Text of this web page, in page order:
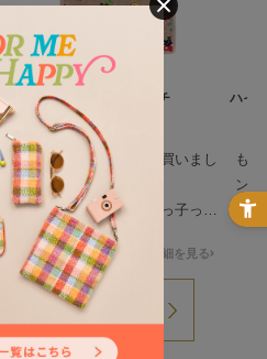
ハイジ ハンカチ
詳細を見る
姪っ子のプレゼントで買いまし
た。
絵柄が沢山あるなか姪っ子っぽ
いのを買わせて貰ってドンピシ
ャだったみたいで喜んで貰いま
した。
ハイ
も
ン
で